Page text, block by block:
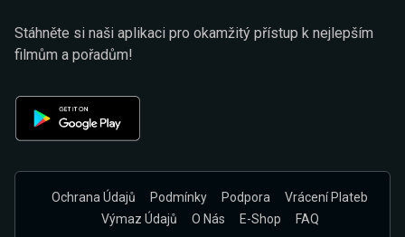
Stáhněte si naši aplikaci pro okamžitý přístup k nejlepším
filmům a pořadům!
Ochrana Údajů Podmínky Podpora
Vrácení Plateb
Výmaz Údajů
O Nás E-Shop FAQ